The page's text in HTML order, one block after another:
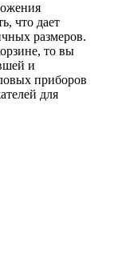
что дает
размеров.
то вы
и
приборов
для